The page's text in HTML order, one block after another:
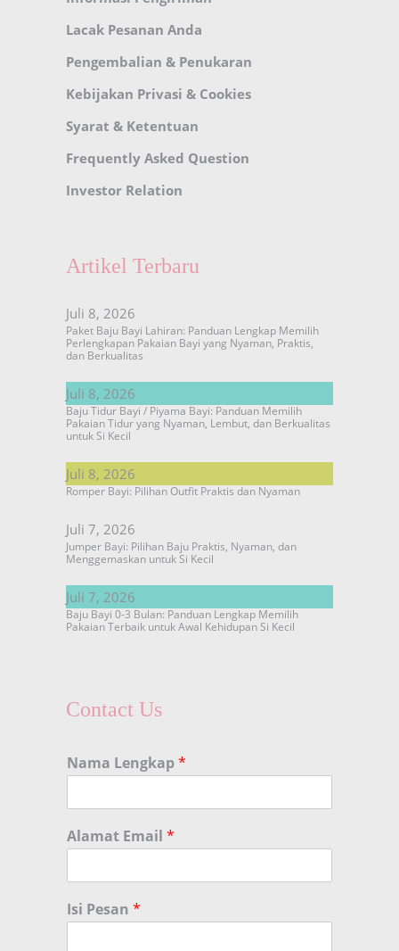
Lacak Pesanan Anda
Pengembalian & Penukaran
Kebijakan Privasi & Cookies
Syarat & Ketentuan
Frequently Asked Question
Investor Relation
Artikel Terbaru
Juli 8, 2026
Paket Baju Bayi Lahiran: Panduan Lengkap Memilih
Perlengkapan Pakaian Bayi yang Nyaman, Praktis,
dan Berkualitas
Juli 8, 2026
Baju Tidur Bayi / Piyama Bayi: Panduan Memilih
Pakaian Tidur yang Nyaman, Lembut, dan Berkualitas
untuk Si Kecil
Juli 8, 2026
Romper Bayi: Pilihan Outfit Praktis dan Nyaman
Juli 7, 2026
Jumper Bayi: Pilihan Baju Praktis, Nyaman, dan
Menggemaskan untuk Si Kecil
Juli 7, 2026
Baju Bayi 0-3 Bulan: Panduan Lengkap Memilih
Pakaian Terbaik untuk Awal Kehidupan Si Kecil
Contact Us
Nama Lengkap*
Alamat Email *
Isi Pesan *